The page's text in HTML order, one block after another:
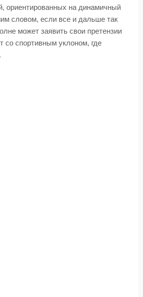
ориентированных на динамичный
словом, если все и дальше так
может заявить свои претензии
со спортивным уклоном, где